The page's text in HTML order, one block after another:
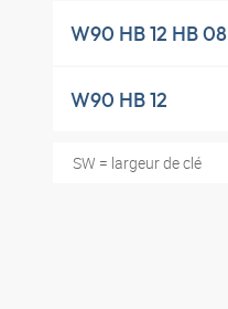
W90 HB 12 HB 08
W90 HB 12
SW = largeur de clé